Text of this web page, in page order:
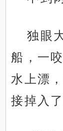
独眼
船，一
水上漂
接掉入